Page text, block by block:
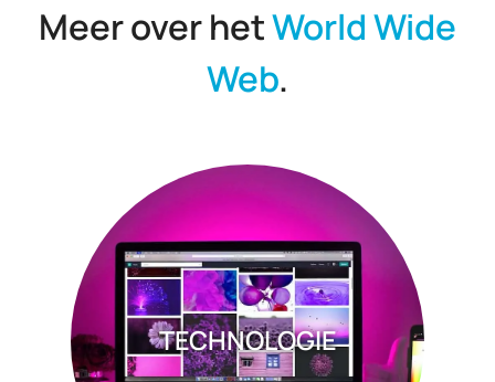
Meer over hetWorld Wide
Web.
TECHNOLOGIE